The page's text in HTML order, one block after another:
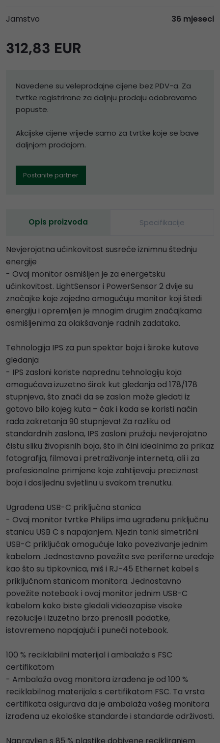
Jamstvo 36 mjeseci
312,83 EUR
Navedene su veleprodajne cijene bez PDV-a. Za
tvrtke registrirane za daljnju prodaju odobravamo
popuste.
Akcijske cijene vrijede samo za tvrtke koje se bave
daljnjom prodajom.
Postanite partner
Opis proizvoda Specifikacije
Nevjerojatna učinkovitost susreće iznimnu štednju
energije
- Ovaj monitor osmišljen je za energetsku
učinkovitost. LightSensor i PowerSensor 2 dvije su
značajke koje zajedno omogućuju monitor koji štedi
energiju i opremljen je mnogim drugim značajkama
osmišljenima za olakšavanje radnih zadataka.
Tehnologija IPS za pun spektar boja i široke kutove
gledanja
- IPS zasloni koriste naprednu tehnologiju koja
omogućava izuzetno širok kut gledanja od 178/178
stupnjeva, što znači da se zaslon može gledati iz
gotovo bilo kojeg kuta – čak i kada se koristi način
rada zakretanja 90 stupnjeva! Za razliku od
standardnih zaslona, IPS zasloni pružaju nevjerojatno
čistu sliku živopisnih boja, što ih čini idealnima za prikaz
fotografija, filmova i pretraživanje interneta, ali i za
profesionalne primjene koje zahtijevaju preciznost
boja i dosljednu svjetlinu u svakom trenutku.
Ugrađena USB-C priključna stanica
- Ovaj monitor tvrtke Philips ima ugrađenu priključnu
stanicu USB C s napajanjem. Njezin tanki simetrični
USB-C priključak omogućuje lako povezivanje jednim
kabelom. Jednostavno povežite sve periferne uređaje
kao što su tipkovnica, miš i RJ-45 Ethernet kabel s
priključnom stanicom monitora. Jednostavno
povežite notebook i ovaj monitor jednim USB-C
kabelom kako biste gledali videozapise visoke
rezolucije i izuzetno brzo prenosili podatke,
istovremeno napajajući i puneći notebook.
100 % reciklabilni materijal i ambalaža s FSC
certifikatom
- Ambalaža ovog monitora izrađena je od 100 %
reciklabilnog materijala s certifikatom FSC. Ta vrsta
certifikata osigurava da je ambalaža vašeg monitora
izrađena uz ekološke standarde i standarde održivosti.